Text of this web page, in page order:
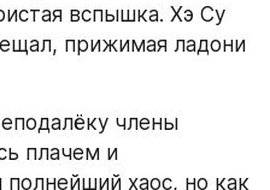
вспышка. Хэ Су
прижимая ладони
члены
плачем и
хаос, но как